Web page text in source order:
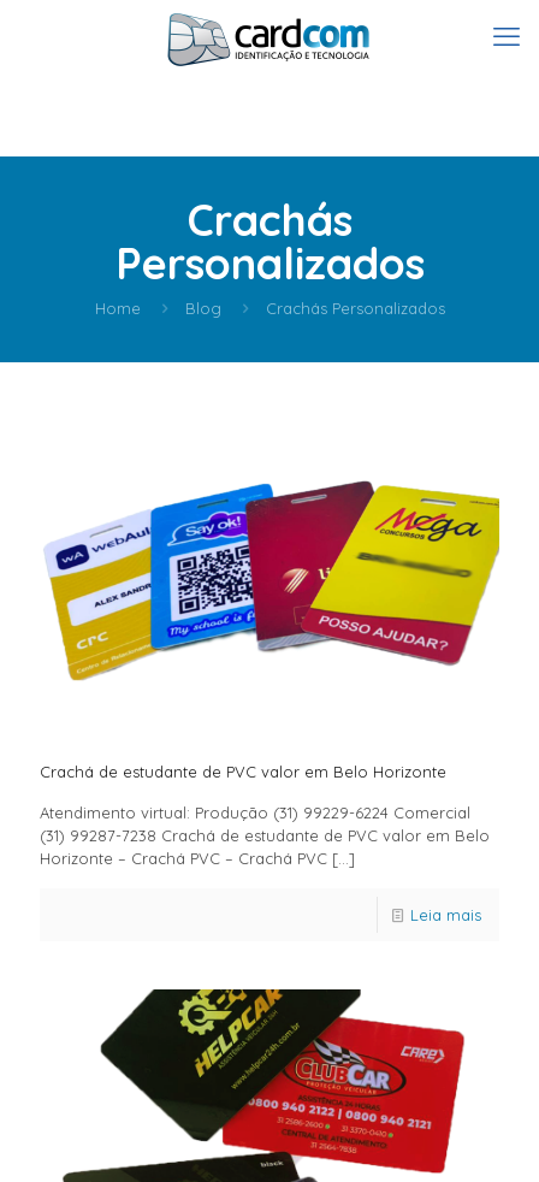
Crachás
Personalizados
Home Blog Crachás Personalizados
Crachá de estudante de PVC valor em Belo Horizonte
Atendimento virtual: Produção (31) 99229-6224 Comercial
(31) 99287-7238 Crachá de estudante de PVC valor em Belo
Horizonte – Crachá PVC – Crachá PVC […]
Leia mais